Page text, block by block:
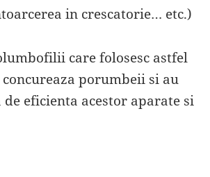
in crescatorie… etc.)
care folosesc astfel
porumbeii si au
eficienta acestor aparate si